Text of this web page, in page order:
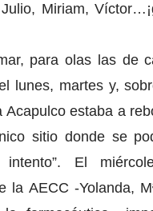
Miriam,
para olas las de
lunes, martes y,
Acapulco estaba a
sitio donde se
El
la AECC -Yolanda,